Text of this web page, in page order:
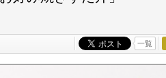
一覧